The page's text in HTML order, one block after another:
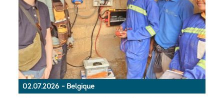
02.07.2026 - Belgique